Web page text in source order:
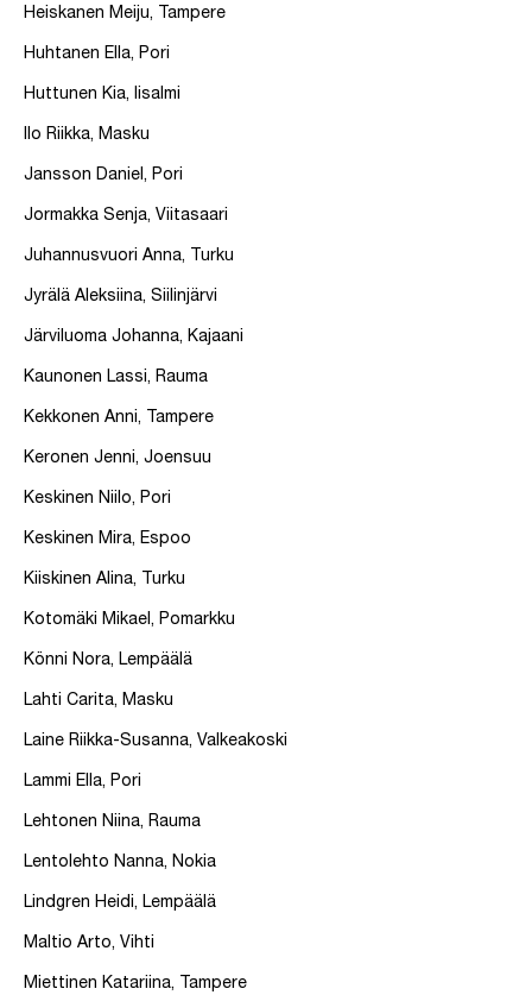
Heiskanen Meiju, Tampere
Huhtanen Ella, Pori
Huttunen Kia, Iisalmi
Ilo Riikka, Masku
Jansson Daniel, Pori
Jormakka Senja, Viitasaari
Juhannusvuori Anna, Turku
Jyrälä Aleksiina, Siilinjärvi
Järviluoma Johanna, Kajaani
Kaunonen Lassi, Rauma
Kekkonen Anni, Tampere
Keronen Jenni, Joensuu
Keskinen Niilo, Pori
Keskinen Mira, Espoo
Kiiskinen Alina, Turku
Kotomäki Mikael, Pomarkku
Könni Nora, Lempäälä
Lahti Carita, Masku
Laine Riikka-Susanna, Valkeakoski
Lammi Ella, Pori
Lehtonen Niina, Rauma
Lentolehto Nanna, Nokia
Lindgren Heidi, Lempäälä
Maltio Arto, Vihti
Miettinen Katariina, Tampere